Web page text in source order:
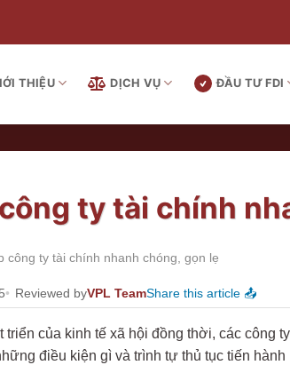
THIỆU DỊCH VỤ ĐẦU TƯ FDI
ty tài chính
công ty tài chính nhanh chóng, gọn lẹ
Reviewed byVPL TeamShare this article 📤
của kinh tế xã hội đồng thời, các công
điều kiện gì và trình tự thủ tục tiến